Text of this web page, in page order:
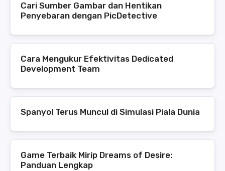
Cari Sumber Gambar dan Hentikan
Penyebaran dengan PicDetective
Cara Mengukur Efektivitas Dedicated
Development Team
Spanyol Terus Muncul di Simulasi Piala Dunia
Game Terbaik Mirip Dreams of Desire:
Panduan Lengkap